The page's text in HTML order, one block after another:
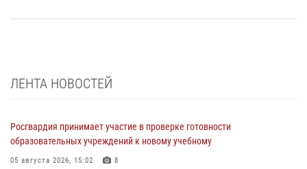
ЛЕНТА НОВОСТЕЙ
Росгвардия принимает участие в проверке готовности
образовательных учреждений к новому учебному
05 августа 2026, 15:02 8